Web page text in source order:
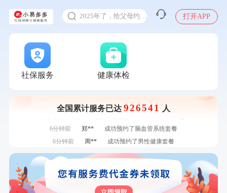
2025年了，给父母约个体检
入职体检在线预约
打开APP
社保服务 健康体检
全国累计服务已达 926541 人
刚刚
李**
成功预约了老年女性体检套餐
刚刚
肖**
成功预约了坐班族体检套餐（男）
1分钟前
购买了时尚羽毛球套装ES-YM601
1分钟前
购买了姚朵朵-1000g粗粮生活礼盒
2分钟前
成功预约了精英体检套餐
购买了联创雅斯奶锅DF-CP103M
4分钟前
袁**
购买了美的体重秤 MO-CW5 白色
6分钟前
郑**
成功预约了脑血管系统套餐
6分钟前
周**
成功预约了男性健康套餐
7分钟前
购买了固本堂阿胶糕传统口味400g
刚刚
李**
成功预约了老年女性体检套餐
刚刚
成功预约了老年女性体检套餐